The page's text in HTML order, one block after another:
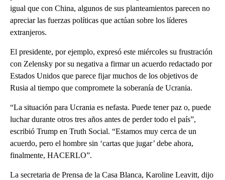
igual que con China, algunos de sus planteamientos parecen no
apreciar las fuerzas políticas que actúan sobre los líderes
extranjeros.
El presidente, por ejemplo, expresó este miércoles su frustración
con Zelensky por su negativa a firmar un acuerdo redactado por
Estados Unidos que parece fijar muchos de los objetivos de
Rusia al tiempo que compromete la soberanía de Ucrania.
“La situación para Ucrania es nefasta. Puede tener paz o, puede
luchar durante otros tres años antes de perder todo el país”,
escribió Trump en Truth Social. “Estamos muy cerca de un
acuerdo, pero el hombre sin ‘cartas que jugar’ debe ahora,
finalmente, HACERLO”.
La secretaria de Prensa de la Casa Blanca, Karoline Leavitt, dijo